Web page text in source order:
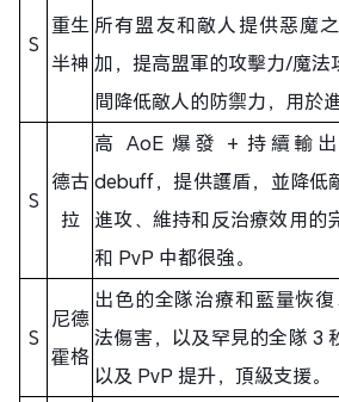
S
重生
半神
所有盟友和敵人提供惡魔
加，提高盟軍的攻擊力/魔法
間降低敵人的防禦力，用於
S
德古
拉
高 AoE 爆發 + 持續輸出
debuff，提供護盾，並降低
進攻、維持和反治療效用的
和 PvP 中都很強。
S
尼德
霍格
出色的全隊治療和藍量恢
法傷害，以及罕見的全隊 3
以及 PvP 提升，頂級支援。